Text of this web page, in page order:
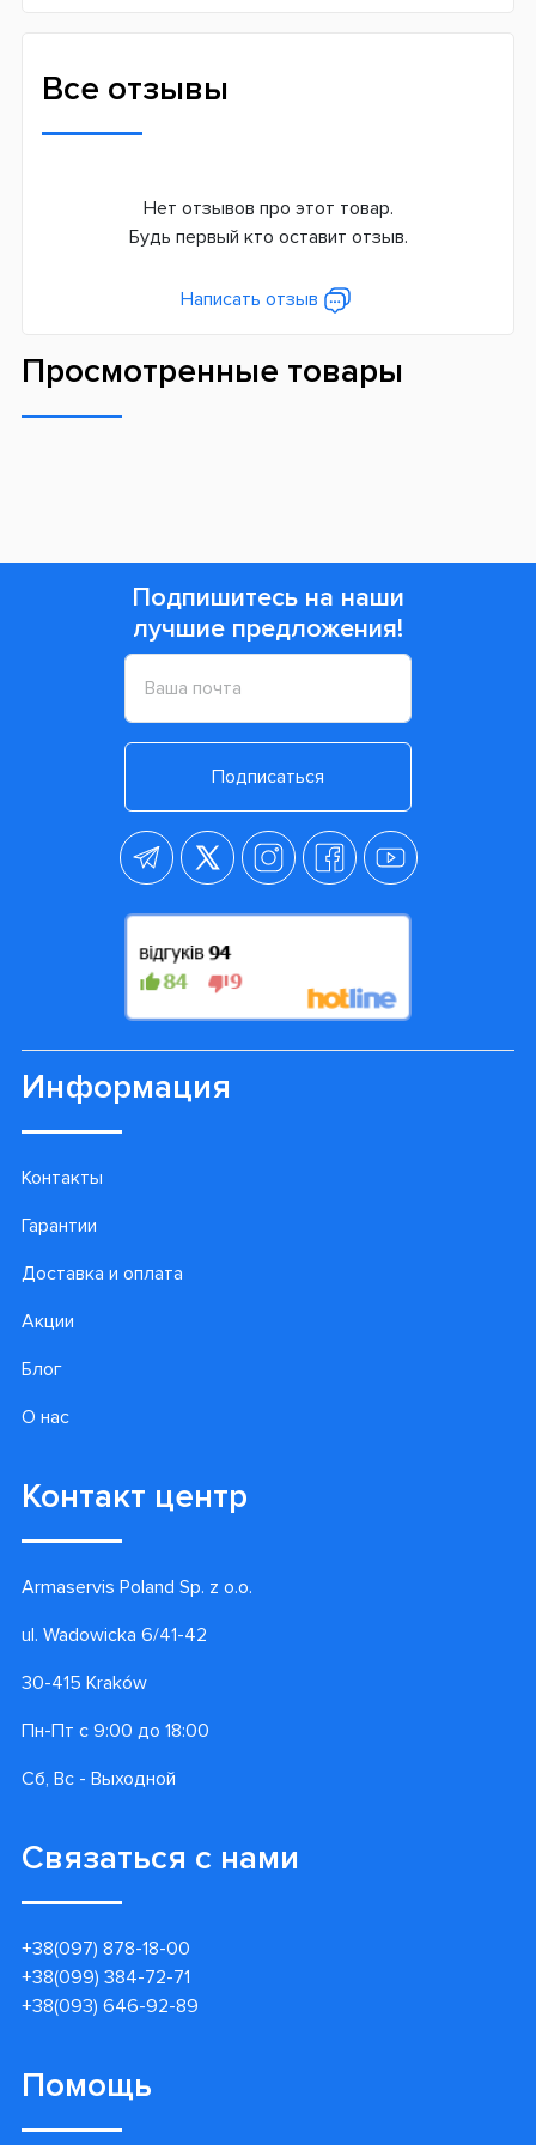
Все отзывы
Нет отзывов про этот товар.
Будь первый кто оставит отзыв.
Написать отзыв
Просмотренные товары
Подпишитесь на наши
лучшие предложения!
Подписаться
Информация
Контакты
Гарантии
Доставка и оплата
Акции
Блог
О нас
Контакт центр
Armaservis Poland Sp. z o.o.
ul. Wadowicka 6/41-42
30-415 Kraków
Пн-Пт с 9:00 до 18:00
Сб, Вс - Выходной
Связаться с нами
+38(097) 878-18-00
+38(099) 384-72-71
+38(093) 646-92-89
Помощь